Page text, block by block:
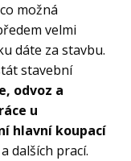
možná
velmi
dáte za stavbu.
stavební
odvoz a
u
hlavní koupací
dalších prací.